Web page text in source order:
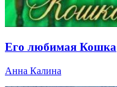
Его любимая Кошка
Анна Калина